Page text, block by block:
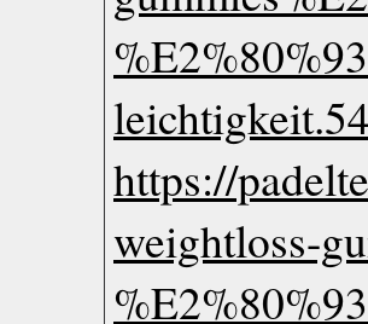
https://
weightloss-